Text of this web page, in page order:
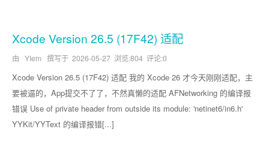
Xcode Version 26.5 (17F42) 适配
由 YIem 撰写于 2026-05-27 浏览:804 评论:0
Xcode Version 26.5 (17F42) 适配 我的 Xcode 26 才今天刚刚适配，主
要被逼的，App提交不了了，不然真懒的适配 AFNetworking 的编译报
错误 Use of private header from outside its module: 'netinet6/in6.h'
YYKit/YYText 的编译报错[...]